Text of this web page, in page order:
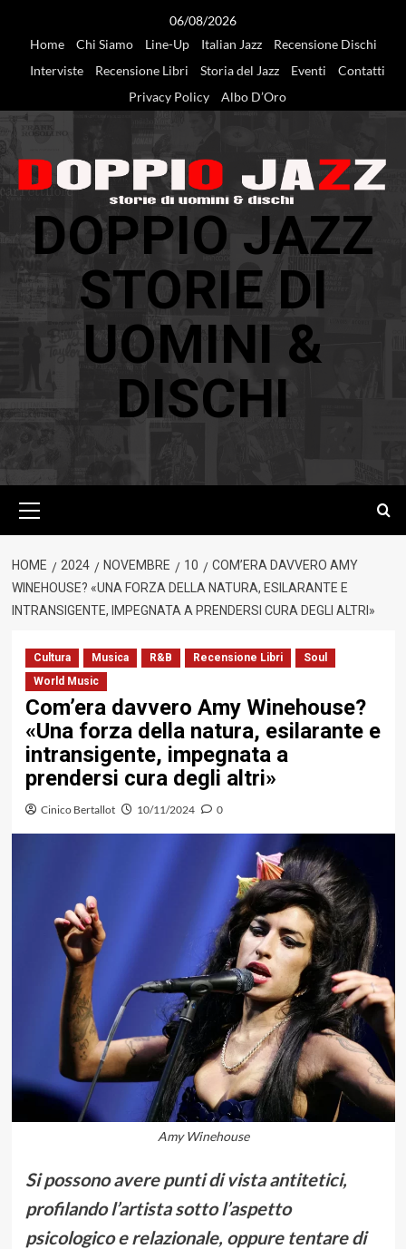
06/08/2026
Home
Chi Siamo Line-Up Italian Jazz
Recensione Dischi
Interviste
Recensione Libri Storia del Jazz Eventi
Contatti
Privacy Policy
Albo D’Oro
DOPPIO JAZZ
STORIE DI
UOMINI &
DISCHI
principale
HOME 2024 NOVEMBRE 10
COM’ERA DAVVERO AMY
WINEHOUSE? «UNA FORZA DELLA NATURA, ESILARANTE E
INTRANSIGENTE, IMPEGNATA A PRENDERSI CURA DEGLI ALTRI»
Cultura Musica R&B Recensione Libri
Soul
World Music
Com’era davvero Amy Winehouse?
«Una forza della natura, esilarante e
intransigente, impegnata a
prendersi cura degli altri»
Cinico Bertallot 10/11/2024 0
Amy Winehouse
Si possono avere punti di vista antitetici,
profilando l’artista sotto l’aspetto
psicologico e relazionale, oppure tentare di